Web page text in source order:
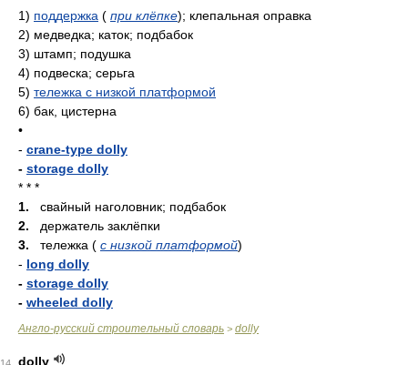
1) поддержка ( при клёпке); клепальная оправка
2) медведка; каток; подбабок
3) штамп; подушка
4) подвеска; серьга
5) тележка с низкой платформой
6) бак, цистерна
•
- crane-type dolly
- storage dolly
* * *
1. свайный наголовник; подбабок
2. держатель заклёпки
3. тележка ( с низкой платформой)
- long dolly
- storage dolly
- wheeled dolly
Англо-русский строительный словарь > dolly
dolly